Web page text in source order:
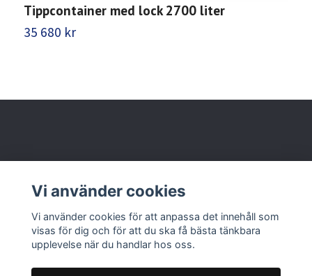
Tippcontainer med lock 2700 liter
35 680 kr
Läs mer
Vi använder cookies
Vi använder cookies för att anpassa det innehåll som
visas för dig och för att du ska få bästa tänkbara
upplevelse när du handlar hos oss.